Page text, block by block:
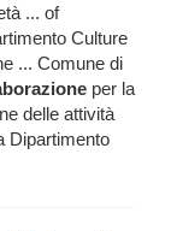
... of
Culture
... Comune di
per la
delle attività
Dipartimento